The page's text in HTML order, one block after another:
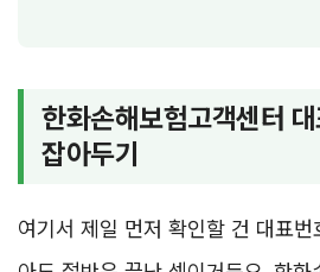
한화손해보험고객센터
잡아두기
여기서 제일 먼저 확인할 건 대표